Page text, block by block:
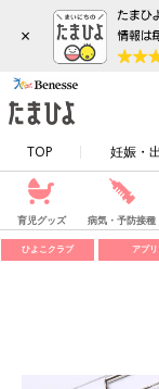
×
TOP 妊娠・
育児グッズ 病気・予防接種
ひよこクラブ アプリ